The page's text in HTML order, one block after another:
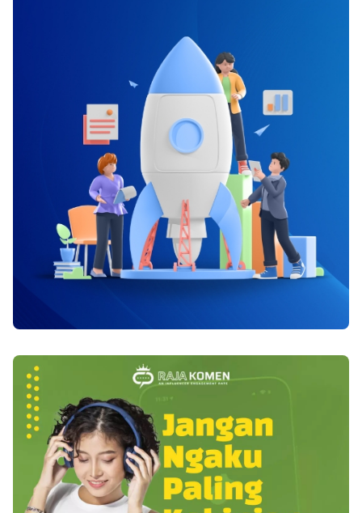
menolong melawan hipertensi yang dihubungkan
dengan resiko lebih tinggi dari disfungsi ereksi. Ubi
juga kaya betakaroten, sediakan vitamin A bagi
tubuh, yang disangka menolong dengan infertilitas.
Biji wijen. Kecuali tiram, wijen juga kaya zink. Zink
baik untuk kesehatan seksual lantaran menolong
produksi testosteron serta sperma pada pria.
Beberapa sarapan sereal juga memiliki kandungan
zink. Semangka. Buah ini rendah kalori namun
berpotensi mendongkrak libido. Sebuah riset
memperlihatkan bahwasanya sitrulin, betakaroten,
serta likopen yang ada pada semangka bisa
serta bayi yang Anda kandung. Daya serta performa
badan yang baik bakal menyajikan banyak
ketidaksamaan untuk Anda dalam melalui saat
kehamilan sampai persalinan.Â Â Baca juga
:Â Panduan Utama untuk Hidup SehatÂ Tersebut di
bawah ini ialah berbagai panduan yang dapat Anda
laksanakan untuk menangani badan letih serta
capek sepanjang kehamilan :Â RelaksasiÂ Istirahat
sangat utama untuk melindungi kesehatan badan
pada saat hamil. Sempatkan beberapa saat Anda
untuk menentramkan badan serta pikiran. Anda
dapat lakukan beberapa hal yang tak memerlukan
banyak kegiatan fisik, seperti membaca, dengarkan
mengistirahatkan badan Anda yang capek.Â
kelelahan sepanjang kehamilan yang kerap terlewati
ialah kurangnya minum air. Cairan amat utama untuk
melindungi badan terus terhidrasi dengan baik.
Dehidrasi bakal bikin badan lebih capek serta
terkuras sepanjang kehamilan. Yakinkan Anda
minum air putih sekurang-kurangnya 8 gelas atau
mungkin lebih sepanjang untuk melindungi keadaan
badan Anda terus maksimal selama hamil.Â Diet